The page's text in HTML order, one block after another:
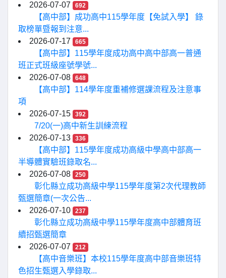
2026-07-07
692
【高中部】成功高中115學年度【免試入學】 錄
取榜單暨報到注意...
2026-07-17
665
【高中部】115學年度成功高中高中部高一普通
班正式班級座號學號...
2026-07-08
648
【高中部】114學年度重補修選課流程及注意事
項
2026-07-15
392
7/20(一)高中新生訓練流程
2026-07-13
336
【高中部】115學年度成功高級中學高中部高一
半導體實驗班錄取名...
2026-07-08
250
彰化縣立成功高級中學115學年度第2次代理教師
甄選簡章(一次公告...
2026-07-10
237
彰化縣立成功高級中學115學年度高中部體育班
續招甄選簡章
2026-07-07
212
【高中音樂班】本校115學年度高中部音樂班特
色招生甄選入學錄取...